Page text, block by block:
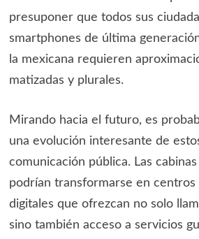
presuponer que todos sus
smartphones de última
la mexicana requieren
matizadas y plurales.
Mirando hacia el futuro, es
una evolución interesante de
comunicación pública. Las
podrían transformarse en centros
digitales que ofrezcan no solo
sino también acceso a servicios